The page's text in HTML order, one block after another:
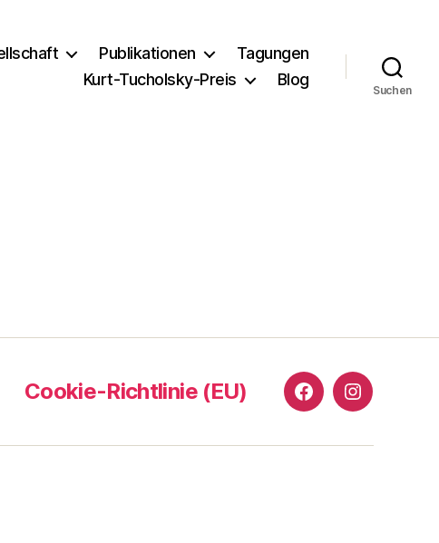
Publikationen
Tagungen
Kurt-Tucholsky-Preis
Blog
Suchen
Cookie-Richtlinie (EU) FacebookInstagram